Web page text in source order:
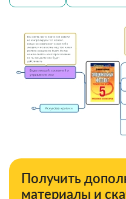
Получить
материалы и